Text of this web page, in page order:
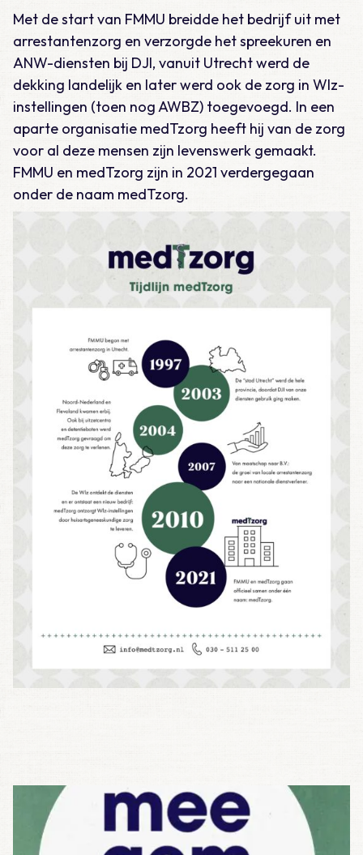
Met de start van FMMU breidde het bedrijf uit met
arrestantenzorg en verzorgde het spreekuren en
ANW-diensten bij DJI, vanuit Utrecht werd de
dekking landelijk en later werd ook de zorg in Wlz-
instellingen (toen nog AWBZ) toegevoegd. In een
aparte organisatie medTzorg heeft hij van de zorg
voor al deze mensen zijn levenswerk gemaakt.
FMMU en medTzorg zijn in 2021 verdergegaan
onder de naam medTzorg.